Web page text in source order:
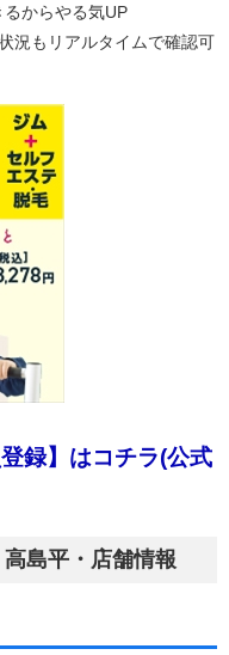
るからやる気UP
況もリアルタイムで確認可
録】はコチラ(公式
島平・店舗情報